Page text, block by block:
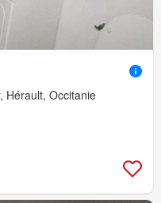
Hérault, Occitanie